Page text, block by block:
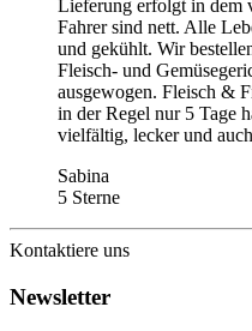
Lieferung erfolgt in dem
Fahrer sind nett. Alle
und gekühlt. Wir
Fleisch- und
ausgewogen. Fleisch &
in der Regel nur 5 Tage
vielfältig, lecker und
Sabina
5 Sterne
Kontaktiere uns
Newsletter